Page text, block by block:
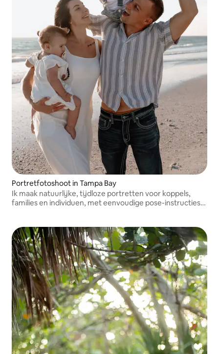
Portretfotoshoot in Tampa Bay
Ik maak natuurlijke, tijdloze portretten voor koppels,
families en individuen, met eenvoudige pose-instructies